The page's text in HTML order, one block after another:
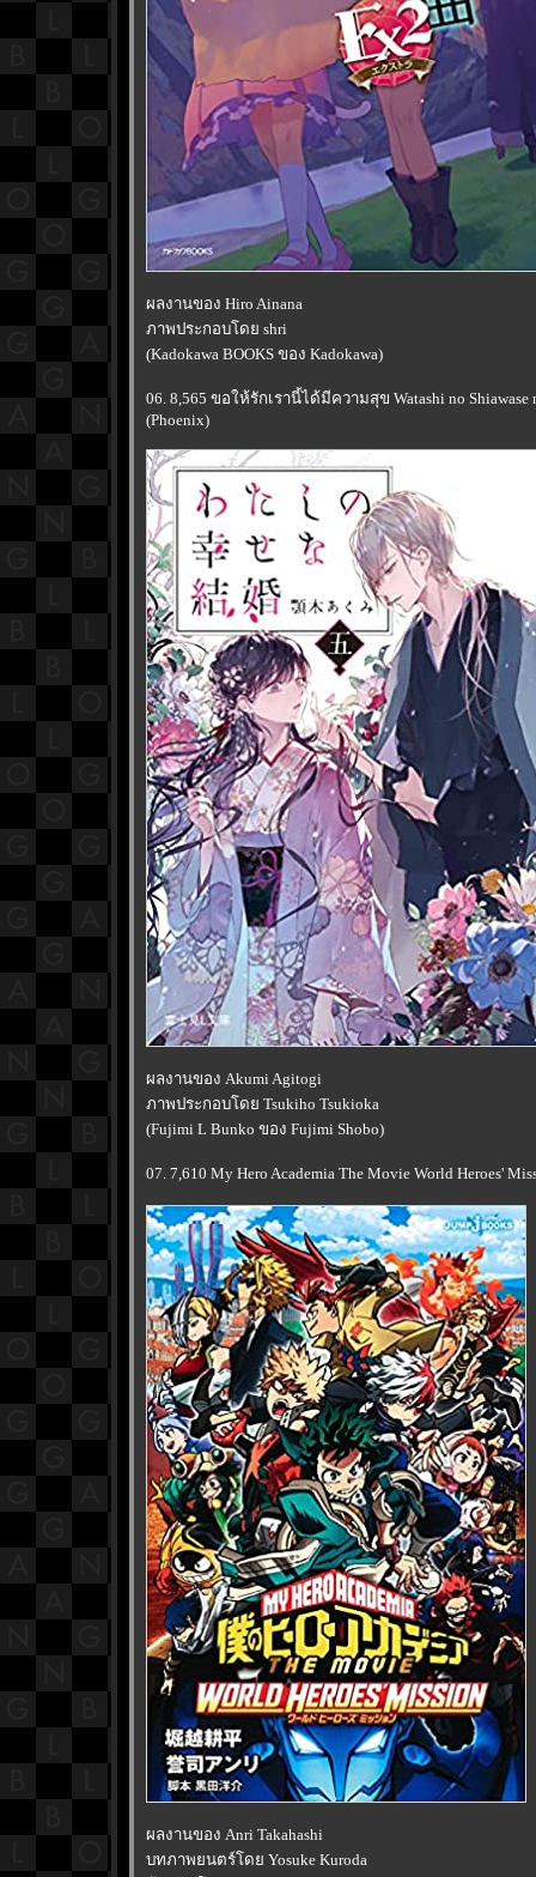
ผลงานของ Hiro Ainana
ภาพประกอบโดย shri
(Kadokawa BOOKS ของ Kadokawa)
06. 8,565 ขอให้รักเรานี้ได้มีความสุข Watashi no Shiawase
(Phoenix)
ผลงานของ Akumi Agitogi
ภาพประกอบโดย Tsukiho Tsukioka
(Fujimi L Bunko ของ Fujimi Shobo)
07. 7,610 My Hero Academia The Movie World Heroes'
ผลงานของ Anri Takahashi
บทภาพยนตร์โดย Yosuke Kuroda